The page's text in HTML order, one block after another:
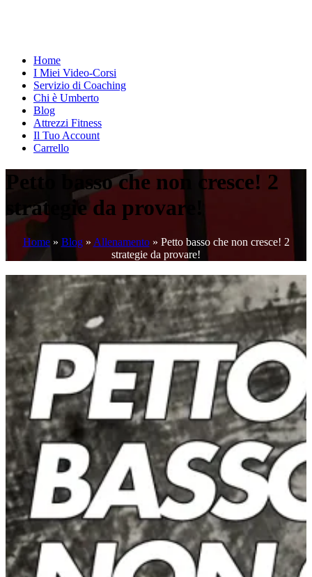
Home
I Miei Video-Corsi
Servizio di Coaching
Chi è Umberto
Blog
Attrezzi Fitness
Il Tuo Account
Carrello
Petto basso che non cresce! 2
strategie da provare!
Home» Blog» Allenamento» Petto basso che non cresce! 2
strategie da provare!